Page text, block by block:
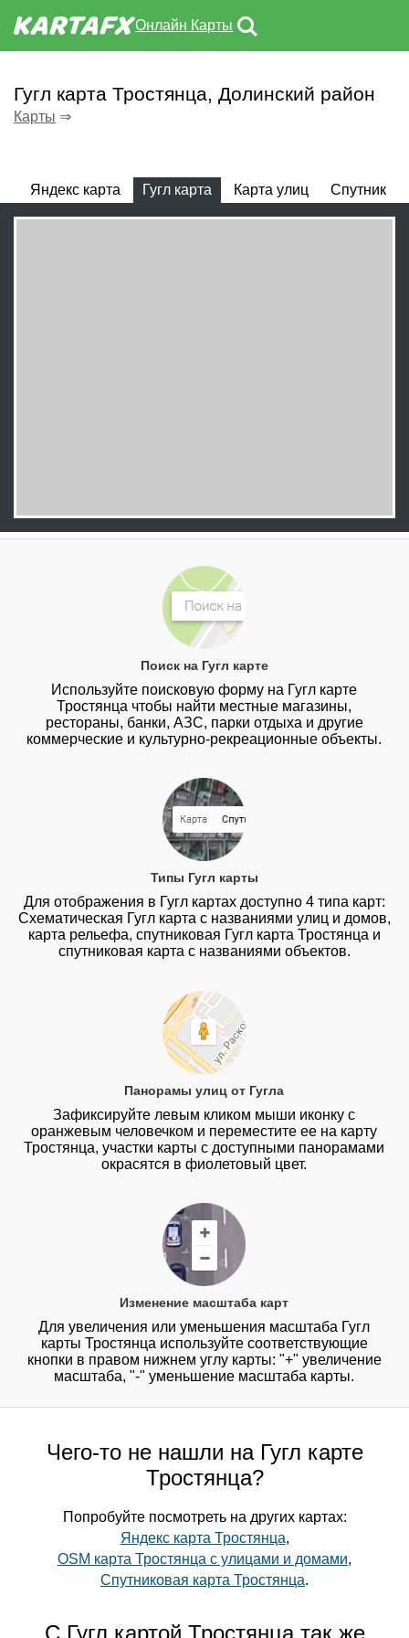
Онлайн Карты
Гугл карта Тростянца, Долинский район
Карты ⇒
Яндекс карта Гугл карта Карта улиц Спутник
Поиск на Гугл карте
Используйте поисковую форму на Гугл карте
Тростянца чтобы найти местные магазины,
рестораны, банки, АЗС, парки отдыха и другие
коммерческие и культурно-рекреационные объекты.
Типы Гугл карты
Для отображения в Гугл картах доступно 4 типа карт:
Схематическая Гугл карта с названиями улиц и домов,
карта рельефа, спутниковая Гугл карта Тростянца и
спутниковая карта с названиями объектов.
Панорамы улиц от Гугла
Зафиксируйте левым кликом мыши иконку с
оранжевым человечком и переместите ее на карту
Тростянца, участки карты с доступными панорамами
окрасятся в фиолетовый цвет.
Изменение масштаба карт
Для увеличения или уменьшения масштаба Гугл
карты Тростянца используйте соответствующие
кнопки в правом нижнем углу карты: "+" увеличение
масштаба, "-" уменьшение масштаба карты.
Чего-то не нашли на Гугл карте
Тростянца?
Попробуйте посмотреть на других картах:
Яндекс карта Тростянца,
OSM карта Тростянца с улицами и домами,
Спутниковая карта Тростянца.